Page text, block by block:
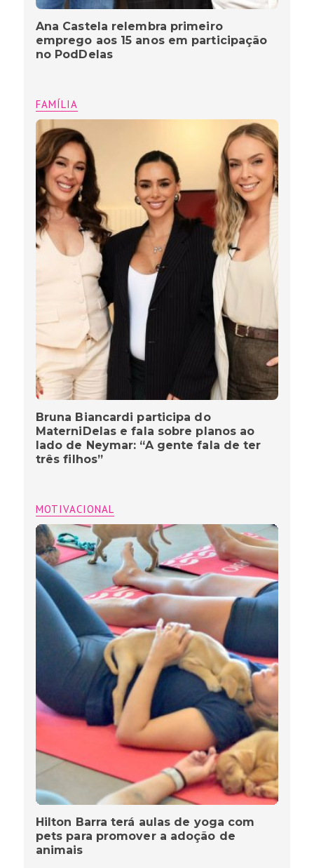
Ana Castela relembra primeiro
emprego aos 15 anos em participação
no PodDelas
FAMÍLIA
Bruna Biancardi participa do
MaterniDelas e fala sobre planos ao
lado de Neymar: “A gente fala de ter
três filhos”
MOTIVACIONAL
Hilton Barra terá aulas de yoga com
pets para promover a adoção de
animais